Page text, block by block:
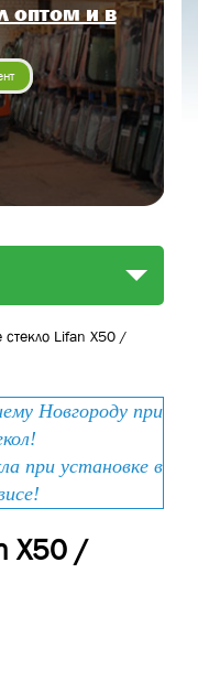
оптом и в
стекло Lifan X50 /
Новгороду при
при установке в
X50 /